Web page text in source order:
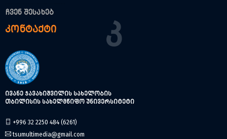
ჩვენ შესახებ
კონტაქტი Კ
ივანე ჯავახიშვილის სახელობის
თბილისის სახელმწიფო უნივერსიტეტი
+996 32 2250 484 (6261)
tsumultimedia@gmail.com